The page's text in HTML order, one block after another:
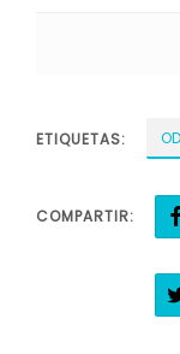
ETIQUETAS:
COMPARTIR: